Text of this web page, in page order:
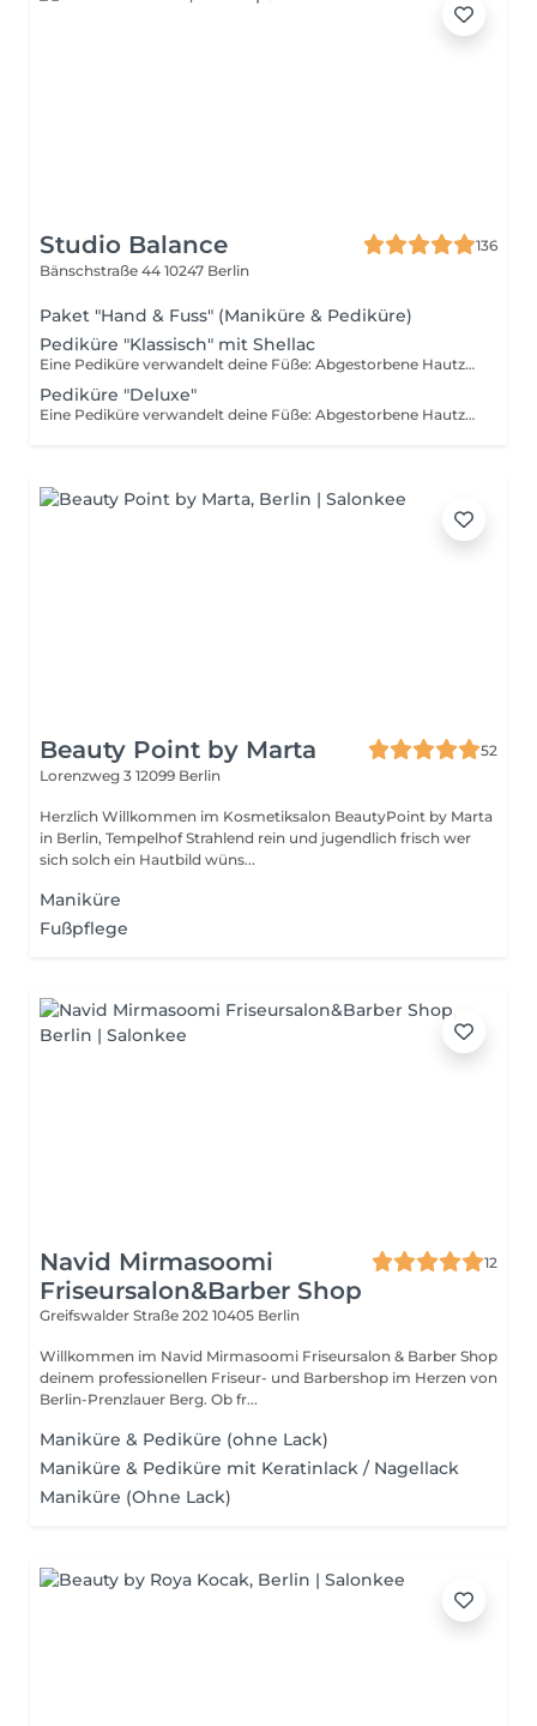
Studio Balance
136
Bänschstraße 44 10247 Berlin
Paket "Hand & Fuss" (Maniküre & Pediküre)
Pediküre "Klassisch" mit Shellac
Eine Pediküre verwandelt deine Füße: Abgestorbene Hautzellen werden gründlich entfernt, die Nägel in Form gebracht und wenn du magst, mit deiner Lieblingsfarbe versehen. Freu dich also auf zarte Füße und glänzende Fußnägel. So bist du immer bereit für Flip Flops, Sandalen oder was auch immer kommen mag.
Pediküre "Deluxe"
Eine Pediküre verwandelt deine Füße: Abgestorbene Hautzellen werden gründlich entfernt, die Nägel in Form gebracht und wenn du magst, mit deiner Lieblingsfarbe versehen. Freu dich also auf zarte Füße und glänzende Fußnägel. So bist du immer bereit für Flip Flops, Sandalen oder was auch immer kommen mag.
Beauty Point by Marta
52
Lorenzweg 3 12099 Berlin
Herzlich Willkommen im Kosmetiksalon BeautyPoint by Marta
in Berlin, Tempelhof Strahlend rein und jugendlich frisch wer
sich solch ein Hautbild wüns...
Maniküre
Fußpflege
Navid Mirmasoomi
Friseursalon&Barber Shop
12
Greifswalder Straße 202 10405 Berlin
Willkommen im Navid Mirmasoomi Friseursalon & Barber Shop
deinem professionellen Friseur- und Barbershop im Herzen von
Berlin-Prenzlauer Berg. Ob fr...
Maniküre & Pediküre (ohne Lack)
Maniküre & Pediküre mit Keratinlack / Nagellack
Maniküre (Ohne Lack)